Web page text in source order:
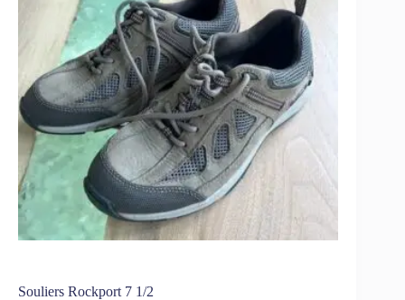
Souliers Rockport 7 1/2